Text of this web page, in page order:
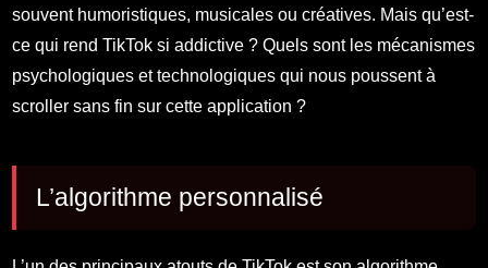
souvent humoristiques, musicales ou créatives. Mais qu’est-
ce qui rend TikTok si addictive ? Quels sont les mécanismes
psychologiques et technologiques qui nous poussent à
scroller sans fin sur cette application ?
L’algorithme personnalisé